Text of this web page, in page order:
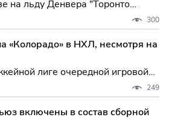
на льду Денвера "Торонто
у лидера Центрального
Эвеланш", завершив встречу в
4:3. Эта победа не только
в Атлантическом
300
«Колорадо» в НХЛ, несмотря на
лиге очередной игровой
яркое противостояние:
на домашнем льду не смогла
и уступила «Колорадо
249
включены в состав сборной